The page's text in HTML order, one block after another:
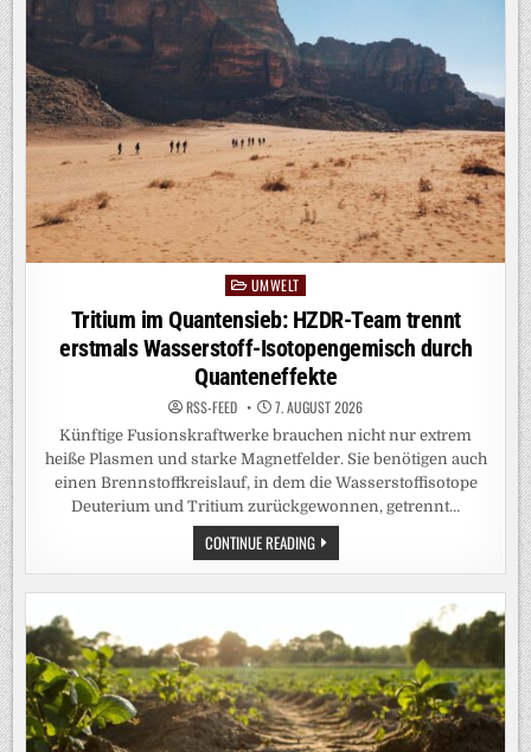
PostedUMWELT
Tritium im Quantensieb: HZDR-Team trennt
erstmals Wasserstoff-Isotopengemisch durch
Quanteneffekte
RSS-FEED 7. AUGUST 2026
Künftige Fusionskraftwerke brauchen nicht nur extrem
heiße Plasmen und starke Magnetfelder. Sie benötigen auch
einen Brennstoffkreislauf, in dem die Wasserstoffisotope
Deuterium und Tritium zurückgewonnen, getrennt…
CONTINUE READINGTRITIUM
IM
QUANTENSIEB:
HZDR-
ERSTMALS
WASSERSTOFF-
ISOTOPENGEMISCH
DURCH
QUANTENEFFEKTE